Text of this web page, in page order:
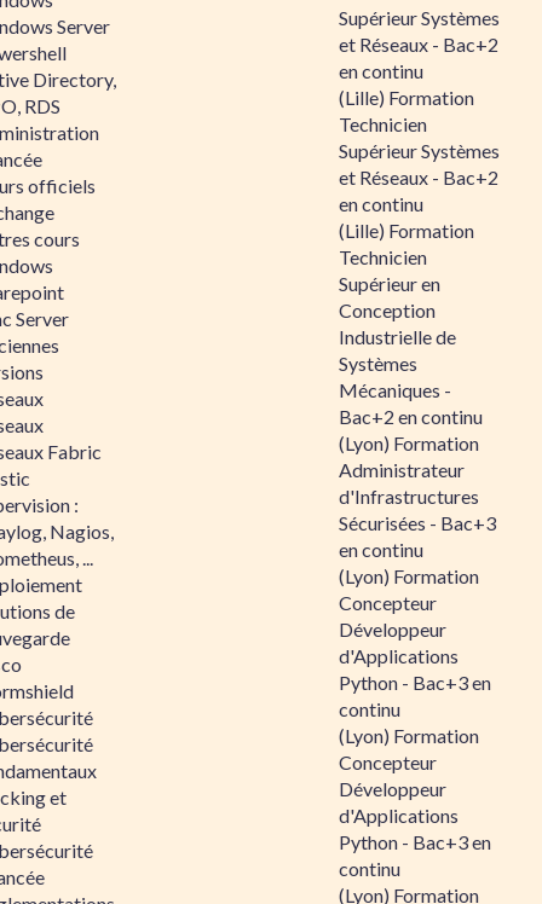
Server
Directory,
RDS
officiels
cours
Server
Fabric
:
Nagios,
...
de
et
Supérieur Systèmes
et Réseaux - Bac+2
en continu
(Lille) Formation
Technicien
Supérieur Systèmes
et Réseaux - Bac+2
en continu
(Lille) Formation
Technicien
Supérieur en
Conception
Industrielle de
Systèmes
Mécaniques -
Bac+2 en continu
(Lyon) Formation
Administrateur
d'Infrastructures
Sécurisées - Bac+3
en continu
(Lyon) Formation
Concepteur
Développeur
d'Applications
Python - Bac+3 en
continu
(Lyon) Formation
Concepteur
Développeur
d'Applications
Python - Bac+3 en
continu
(Lyon) Formation